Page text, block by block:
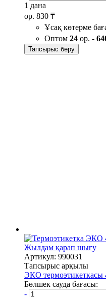
1 дана
ор. 830 ₸
Ұсақ көтерме
Оптом 24 ор. -
Тапсырыс беру
Жылдам қарап шығу
Артикул: 990031
Тапсырыс арқылы
ЭКО термоэтикеткасы
Бөлшек сауда бағасы:
-